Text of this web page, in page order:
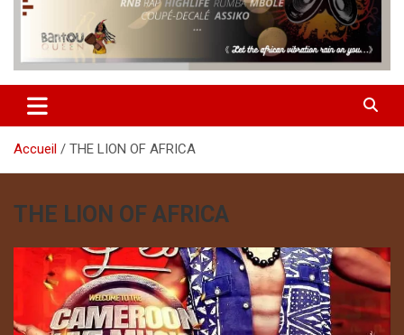
Accueil THE LION OF AFRICA
THE LION OF AFRICA